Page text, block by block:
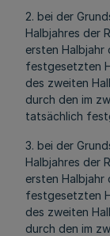
2. bei der
Halbjahres der
ersten
festgesetzten
des zweiten
durch den im
tatsächlich
3. bei der
Halbjahres der
ersten
festgesetzten
des zweiten
durch den im